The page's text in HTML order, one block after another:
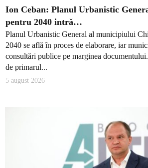
Ion Ceban: Planul Urbanistic
pentru 2040 intră…
Planul Urbanistic General al municipiului
2040 se află în proces de elaborare, iar
consultări publice pe marginea
de primarul...
5 august 2026